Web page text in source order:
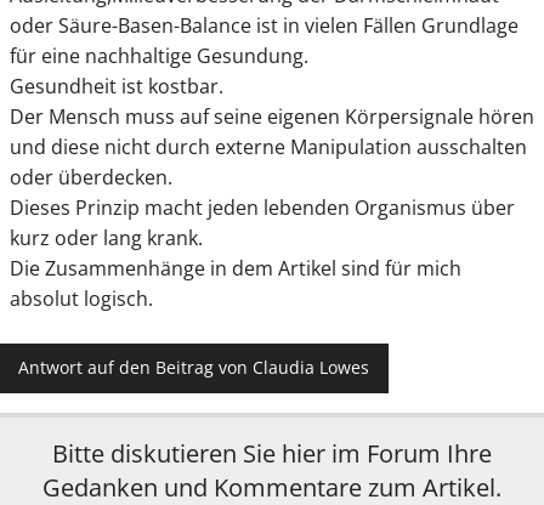
oder Säure-Basen-Balance ist in vielen Fällen Grundlage
für eine nachhaltige Gesundung.
Gesundheit ist kostbar.
Der Mensch muss auf seine eigenen Körpersignale hören
und diese nicht durch externe Manipulation ausschalten
oder überdecken.
Dieses Prinzip macht jeden lebenden Organismus über
kurz oder lang krank.
Die Zusammenhänge in dem Artikel sind für mich
absolut logisch.
Antwort auf den Beitrag von Claudia Lowes
Bitte diskutieren Sie hier im Forum Ihre
Gedanken und Kommentare zum Artikel.